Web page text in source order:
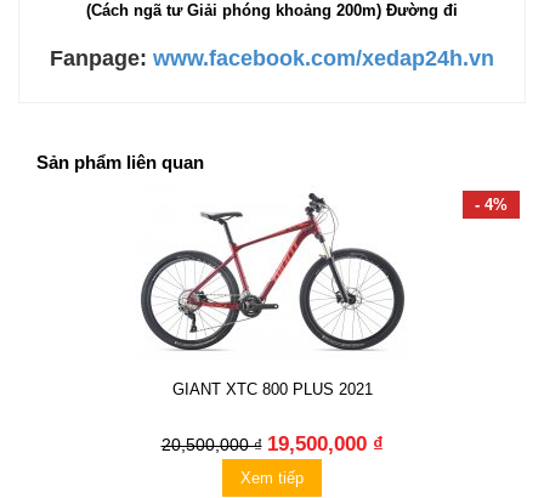
(Cách ngã tư Giải phóng khoảng 200m) Đường đi
Fanpage: www.facebook.com/xedap24h.vn
Sản phẩm liên quan
- 4%
GIANT XTC 800 PLUS 2021
20,500,000 ₫ 19,500,000 ₫
Xem tiếp